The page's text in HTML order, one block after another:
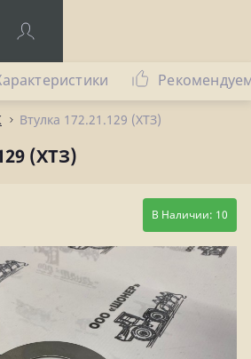
Втулка 172.21.129 (ХТЗ)
(ХТЗ)
В Наличии: 10